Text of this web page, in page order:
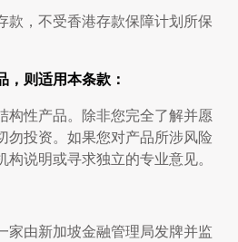
款，不受香港存款保障计划所保
则适用本条款：
构性产品。除非您完全了解并愿
勿投资。如果您对产品所涉风险
说明或寻求独立的专业意见。
家由新加坡金融管理局发牌并监